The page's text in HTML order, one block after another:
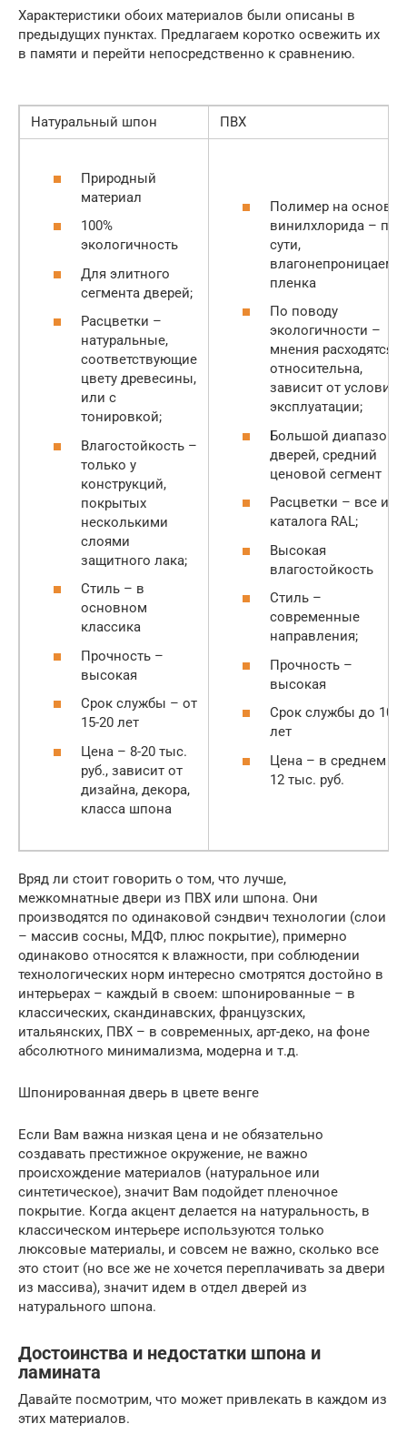
Характеристики обоих материалов были описаны в
предыдущих пунктах. Предлагаем коротко освежить их
в памяти и перейти непосредственно к сравнению.
Натуральный шпон ПВХ
Природный
материал
100%
экологичность
Для элитного
сегмента дверей;
Расцветки –
натуральные,
соответствующие
цвету древесины,
или с
тонировкой;
Влагостойкость –
только у
конструкций,
покрытых
несколькими
слоями
защитного лака;
Стиль – в
основном
классика
Прочность –
высокая
Срок службы – от
15-20 лет
Цена – 8-20 тыс.
руб., зависит от
дизайна, декора,
класса шпона
Полимер на основе
винилхлорида – по
сути,
пленка
По поводу
экологичности –
мнения расходятся:
относительна,
зависит от условий
эксплуатации;
Большой диапазон
дверей, средний
ценовой сегмент
Расцветки – все из
каталога RAL;
Высокая
влагостойкость
Стиль –
современные
направления;
Прочность –
высокая
Срок службы до 10
лет
Цена – в среднем 4-
12 тыс. руб.
Вряд ли стоит говорить о том, что лучше,
межкомнатные двери из ПВХ или шпона. Они
производятся по одинаковой сэндвич технологии (слои
– массив сосны, МДФ, плюс покрытие), примерно
одинаково относятся к влажности, при соблюдении
технологических норм интересно смотрятся достойно в
интерьерах – каждый в своем: шпонированные – в
классических, скандинавских, французских,
итальянских, ПВХ – в современных, арт-деко, на фоне
абсолютного минимализма, модерна и т.д.
Шпонированная дверь в цвете венге
Если Вам важна низкая цена и не обязательно
создавать престижное окружение, не важно
происхождение материалов (натуральное или
синтетическое), значит Вам подойдет пленочное
покрытие. Когда акцент делается на натуральность, в
классическом интерьере используются только
люксовые материалы, и совсем не важно, сколько все
это стоит (но все же не хочется переплачивать за двери
из массива), значит идем в отдел дверей из
натурального шпона.
Достоинства и недостатки шпона и
ламината
Давайте посмотрим, что может привлекать в каждом из
этих материалов.